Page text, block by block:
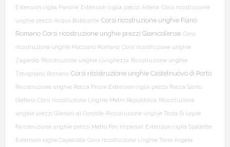
Extension ciglia Parione Extension ciglia prezzi Artena Corsi ricostruzione
unghie prezzi Acqua Bullicante Corsi ricostruzione unghie Fiano
Romano Corsi ricostruzione unghie prezzi Gianicolense Corsi
ricostruzione unghie Mazzano Romano Corsi ricostruzione unghie
Zagarolo Ricostruzione unghie Lunghezza Ricostruzione unghie
Trevignano Romano Corsi ricostruzione unghie Castelnuovo di Porto
Ricostruzione unghie Rocca Priora Extension ciglia prezzi Rocca Santo
Stefano Corsi ricostruzione Unghie Metro Repubblica Ricostruzione
unghie prezzi Giardini di Corcolle Ricostruzione unghie Testa Di Lepre
Ricostruzione unghie prezzi Metro Fori Imperiali Extension ciglia Spallette
Extension ciglia Capocotta Corsi ricostruzione Unghie Torre Angela